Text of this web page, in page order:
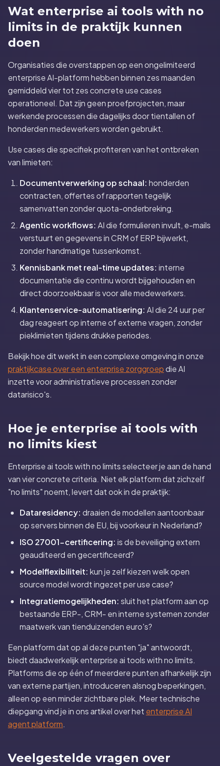
Wat enterprise ai tools with no
limits in de praktijk kunnen
doen
Organisaties die overstappen op een ongelimiteerd
enterprise AI-platform hebben binnen zes maanden
gemiddeld vier tot zes concrete use cases
operationeel. Dat zijn geen proefprojecten, maar
werkende processen die dagelijks door tientallen of
honderden medewerkers worden gebruikt.
Use cases die specifiek profiteren van het ontbreken
van limieten:
Documentverwerking op schaal: honderden
contracten, offertes of rapporten tegelijk
samenvatten zonder quota-onderbreking.
Agentic workflows: AI die formulieren invult, e-mails
verstuurt en gegevens in CRM of ERP bijwerkt,
zonder handmatige tussenkomst.
Kennisbank met real-time updates: interne
documentatie die continu wordt bijgehouden en
direct doorzoekbaar is voor alle medewerkers.
Klantenservice-automatisering: AI die 24 uur per
dag reageert op interne of externe vragen, zonder
pieklimieten tijdens drukke periodes.
Bekijk hoe dit werkt in een complexe omgeving in onze
praktijkcase over een enterprise zorggroepdie AI
inzette voor administratieve processen zonder
datarisico's.
Hoe je enterprise ai tools with
no limits kiest
Enterprise ai tools with no limits selecteer je aan de hand
van vier concrete criteria. Niet elk platform dat zichzelf
"no limits" noemt, levert dat ook in de praktijk:
Dataresidency: draaien de modellen aantoonbaar
op servers binnen de EU, bij voorkeur in Nederland?
ISO 27001-certificering: is de beveiliging extern
geauditeerd en gecertificeerd?
Modelflexibiliteit: kun je zelf kiezen welk open
source model wordt ingezet per use case?
Integratiemogelijkheden: sluit het platform aan op
bestaande ERP-, CRM- en interne systemen zonder
maatwerk van tienduizenden euro's?
Een platform dat op al deze punten "ja" antwoordt,
biedt daadwerkelijk enterprise ai tools with no limits.
Platforms die op één of meerdere punten afhankelijk zijn
van externe partijen, introduceren alsnog beperkingen,
alleen op een minder zichtbare plek. Meer technische
diepgang vind je in ons artikel over het enterprise AI
agent platform.
Veelgestelde vragen over